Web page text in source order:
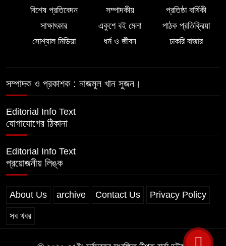
দক্ষিন আইচায় ‎বিভিন্ন পরিচয়ে বাড়িতে ঢুকে
প্রতারণার অভিযোগ, সতর্ক থাকার আহ্বান
পুলিশের
বিশেষ প্রতিবেদন
সম্পাদকীয়
প্রতিষ্ঠা বার্ষিকী
সাক্ষাৎকার
একুশে বই মেলা
পাঠক প্রতিক্রিয়া
সোশ্যাল মিডিয়া
ধর্ম ও জীবন চাকরি বাজার
সম্পাদক ও প্রকাশক : নাজমুল খান সুজন।
Editorial Info Text
যোগাযোগের ঠিকানা
Editorial Info Text
প্রয়োজনীয় লিঙ্ক
About Us archive Contact Us Privacy Policy
সব খবর